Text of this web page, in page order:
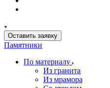
Оставить заявку
Памятники
По материалу
Из гранита
Из мрамора